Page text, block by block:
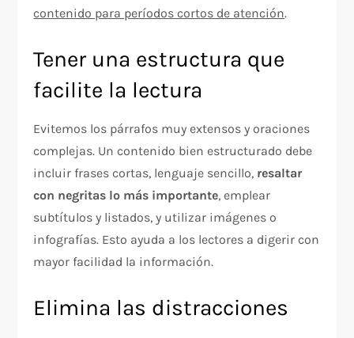
contenido para períodos cortos de atención.
Tener una estructura que
facilite la lectura
Evitemos los párrafos muy extensos y oraciones
complejas. Un contenido bien estructurado debe
incluir frases cortas, lenguaje sencillo, resaltar
con negritas lo más importante, emplear
subtítulos y listados, y utilizar imágenes o
infografías. Esto ayuda a los lectores a digerir con
mayor facilidad la información.
Elimina las distracciones